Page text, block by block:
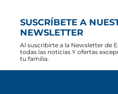
SUSCRÍBETE A
NEWSLETTER
Al suscribirte a la Newsletter de
todas las noticias Y ofertas
tu familia.